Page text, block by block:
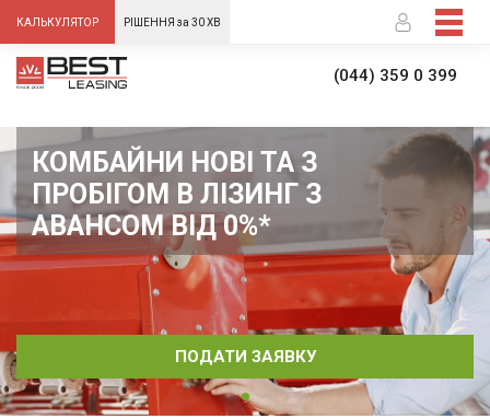
КАЛЬКУЛЯТОР РІШЕННЯ за 30 ХВ
(044) 359 0 399
КОМБАЙНИ НОВІ ТА З
ПРОБІГОМ В ЛІЗИНГ З
АВАНСОМ ВІД 0%*
ПОДАТИ ЗАЯВКУ